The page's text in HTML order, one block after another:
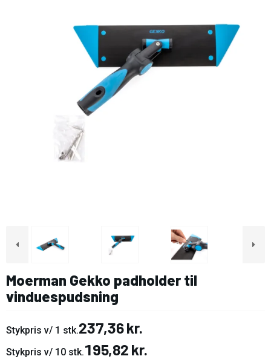
Moerman Gekko padholder til
vinduespudsning
Stykpris v/ 1 stk.237,36 kr.
Stykpris v/ 10 stk.195,82 kr.